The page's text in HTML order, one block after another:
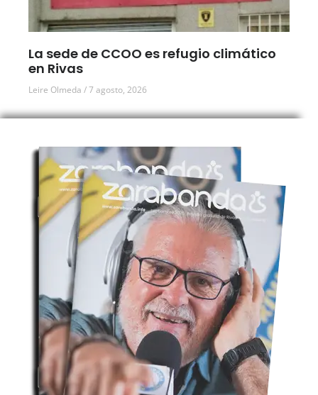
La sede de CCOO es refugio climático
en Rivas
Leire Olmeda 7 agosto, 2026